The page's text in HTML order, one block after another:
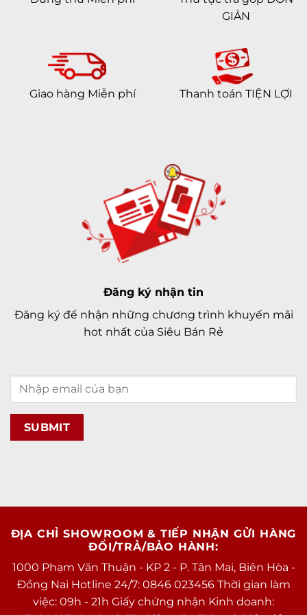
GIẢN
Giao hàng Miễn phí Thanh toán TIỆN LỢI
Đăng ký nhận tin
Đăng ký để nhận những chương trình khuyến mãi
hot nhất của Siêu Bán Rẻ
ĐỊA CHỈ SHOWROOM & TIẾP NHẬN GỬI HÀNG
ĐỔI/TRẢ/BẢO HÀNH:
1000 Phạm Văn Thuận - KP 2 - P. Tân Mai, Biên Hòa -
Đồng Nai Hotline 24/7: 0846 023456 Thời gian làm
việc: 09h - 21h Giấy chứng nhận Kinh doanh: